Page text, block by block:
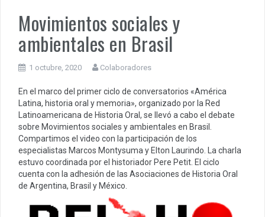
Movimientos sociales y
ambientales en Brasil
1 octubre, 2020 Colaboradores
En el marco del primer ciclo de conversatorios «América
Latina, historia oral y memoria», organizado por la Red
Latinoamericana de Historia Oral, se llevó a cabo el debate
sobre Movimientos sociales y ambientales en Brasil.
Compartimos el video con la participación de los
especialistas Marcos Montysuma y Elton Laurindo. La charla
estuvo coordinada por el historiador Pere Petit. El ciclo
cuenta con la adhesión de las Asociaciones de Historia Oral
de Argentina, Brasil y México.